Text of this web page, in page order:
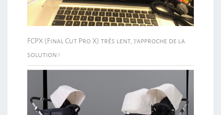
FCPX (Final Cut Pro X) très lent, j’approche de la
solution !